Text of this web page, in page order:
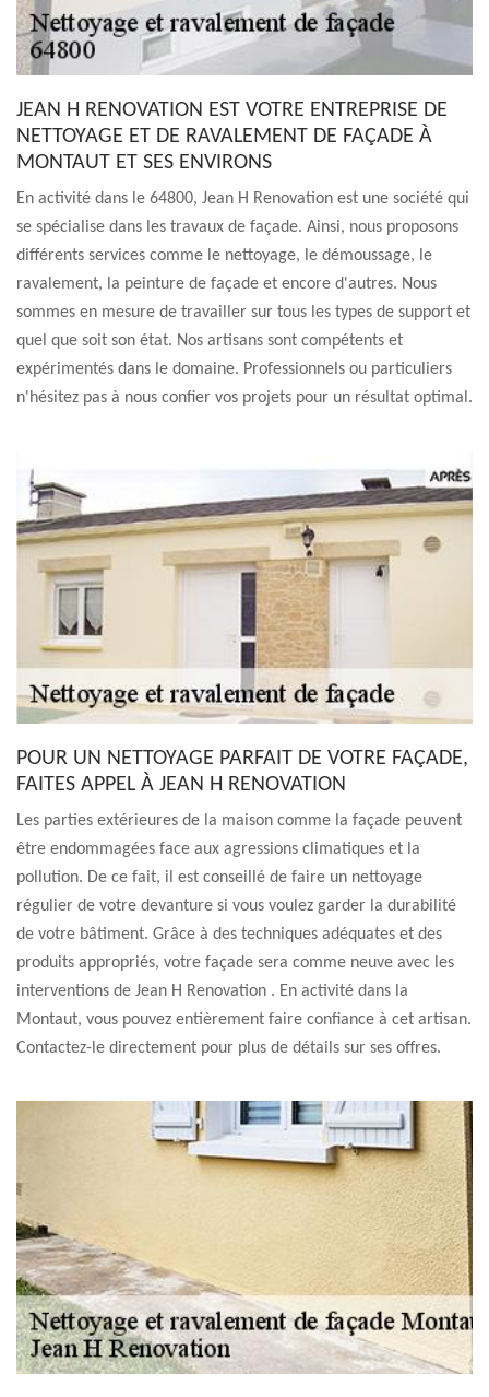
JEAN H RENOVATION EST VOTRE ENTREPRISE DE
NETTOYAGE ET DE RAVALEMENT DE FAÇADE À
MONTAUT ET SES ENVIRONS
En activité dans le 64800, Jean H Renovation est une société qui
se spécialise dans les travaux de façade. Ainsi, nous proposons
différents services comme le nettoyage, le démoussage, le
ravalement, la peinture de façade et encore d'autres. Nous
sommes en mesure de travailler sur tous les types de support et
quel que soit son état. Nos artisans sont compétents et
expérimentés dans le domaine. Professionnels ou particuliers
n'hésitez pas à nous confier vos projets pour un résultat optimal.
POUR UN NETTOYAGE PARFAIT DE VOTRE FAÇADE,
FAITES APPEL À JEAN H RENOVATION
Les parties extérieures de la maison comme la façade peuvent
être endommagées face aux agressions climatiques et la
pollution. De ce fait, il est conseillé de faire un nettoyage
régulier de votre devanture si vous voulez garder la durabilité
de votre bâtiment. Grâce à des techniques adéquates et des
produits appropriés, votre façade sera comme neuve avec les
interventions de Jean H Renovation . En activité dans la
Montaut, vous pouvez entièrement faire confiance à cet artisan.
Contactez-le directement pour plus de détails sur ses offres.